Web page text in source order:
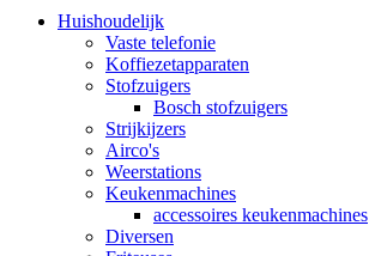
Huishoudelijk
Vaste telefonie
Koffiezetapparaten
Stofzuigers
Bosch stofzuigers
Strijkijzers
Airco's
Weerstations
Keukenmachines
accessoires keukenmachines
Diversen